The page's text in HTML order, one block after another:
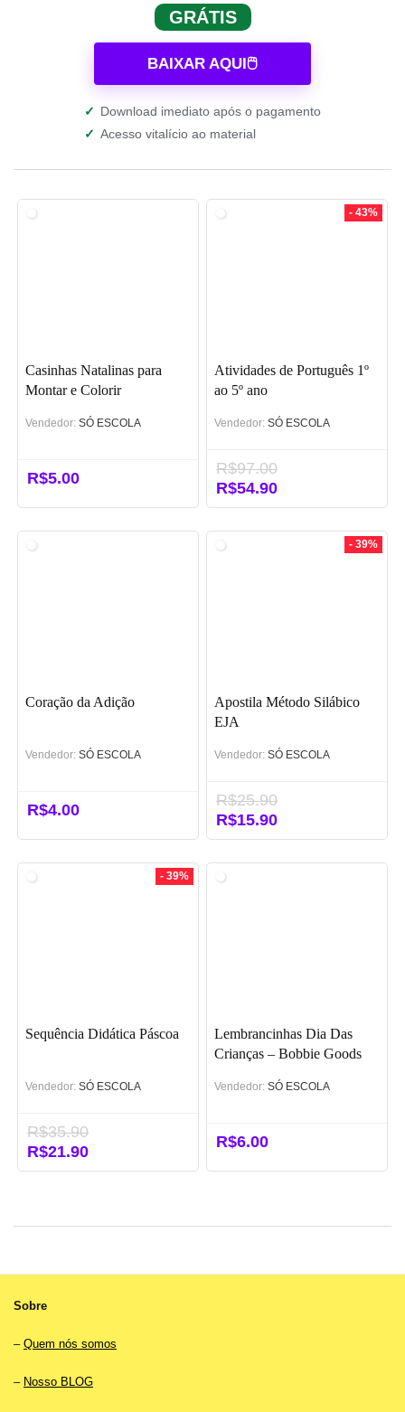
GRÁTIS
BAIXAR AQUI🖱️
✓ Download imediato após o pagamento
✓ Acesso vitalício ao material
Casinhas Natalinas para
Montar e Colorir
Vendedor: SÓ ESCOLA
R$5.00
- 43%
Atividades de Português 1º
ao 5º ano
Vendedor: SÓ ESCOLA
R$97.00
O
preço
R$54.90O
preço
Coração da Adição
Vendedor: SÓ ESCOLA
R$4.00
- 39%
Apostila Método Silábico
EJA
Vendedor: SÓ ESCOLA
R$25.90
O
preço
R$15.90O
preço
- 39%
Sequência Didática Páscoa
Vendedor: SÓ ESCOLA
R$35.90
O
preço
R$35.90.
R$21.90O
preço
R$21.90.
Lembrancinhas Dia Das
Crianças – Bobbie Goods
Vendedor: SÓ ESCOLA
R$6.00
Sobre
– Quem nós somos
– Nosso BLOG